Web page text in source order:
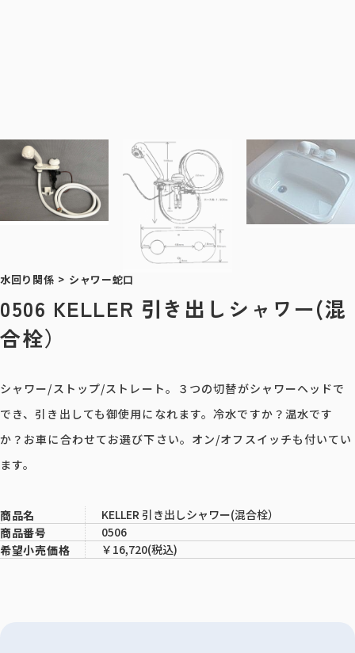
水回り関係 > シャワー蛇口
0506 KELLER 引き出しシャワー(混
合栓）
シャワー/ストップ/ストレート。３つの切替がシャワーヘッドで
でき、引き出しても御使用になれます。冷水ですか？温水です
か？お車に合わせてお選び下さい。オン/オフスイッチも付いてい
ます。
商品名
KELLER 引き出しシャワー(混合栓）
商品番号
0506
希望小売価格
￥16,720(税込)